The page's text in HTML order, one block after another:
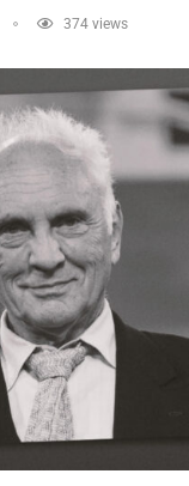
374 views